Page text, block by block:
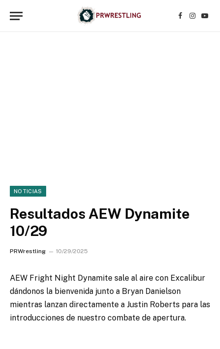
Facebook
NOTICIAS
Resultados AEW Dynamite
10/29
PRWrestling 10/29/2025
AEW Fright Night Dynamite sale al aire con Excalibur
dándonos la bienvenida junto a Bryan Danielson
mientras lanzan directamente a Justin Roberts para las
introducciones de nuestro combate de apertura.